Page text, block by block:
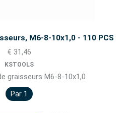
M6-8-10x1,0 - 110 PCS
€ 31,46
KSTOOLS
graisseurs M6-8-10x1,0
Par 1